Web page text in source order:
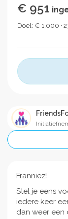
€ 951
Doel: € 1.000 ·
Franniez!
Stel je eens
iedere keer
dan weer een